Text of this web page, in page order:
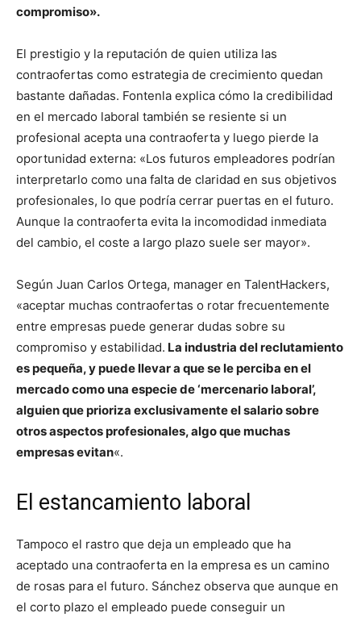
compromiso».
El prestigio y la reputación de quien utiliza las
contraofertas como estrategia de crecimiento quedan
bastante dañadas. Fontenla explica cómo la credibilidad
en el mercado laboral también se resiente si un
profesional acepta una contraoferta y luego pierde la
oportunidad externa: «Los futuros empleadores podrían
interpretarlo como una falta de claridad en sus objetivos
profesionales, lo que podría cerrar puertas en el futuro.
Aunque la contraoferta evita la incomodidad inmediata
del cambio, el coste a largo plazo suele ser mayor».
Según Juan Carlos Ortega, manager en TalentHackers,
«aceptar muchas contraofertas o rotar frecuentemente
entre empresas puede generar dudas sobre su
compromiso y estabilidad. La industria del reclutamiento
es pequeña, y puede llevar a que se le perciba en el
mercado como una especie de ‘mercenario laboral’,
alguien que prioriza exclusivamente el salario sobre
otros aspectos profesionales, algo que muchas
empresas evitan«.
El estancamiento laboral
Tampoco el rastro que deja un empleado que ha
aceptado una contraoferta en la empresa es un camino
de rosas para el futuro. Sánchez observa que aunque en
el corto plazo el empleado puede conseguir un